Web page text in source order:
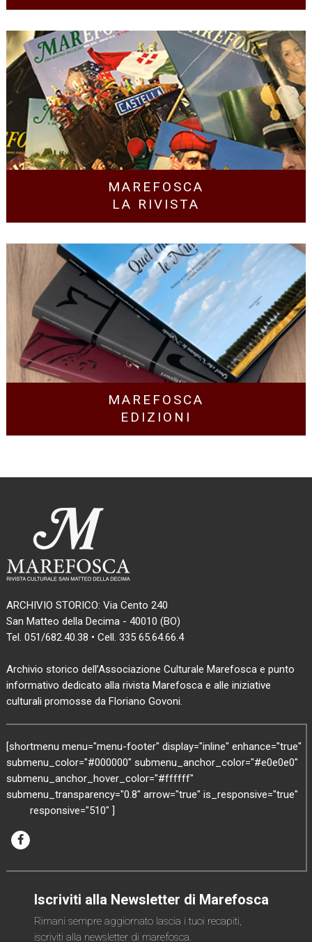
MAREFOSCA
LA RIVISTA
MAREFOSCA
EDIZIONI
ARCHIVIO STORICO: Via Cento 240
San Matteo della Decima - 40010 (BO)
Tel. 051/682.40.38 • Cell. 335 65.64.66.4
Archivio storico dell’Associazione Culturale Marefosca e punto
informativo dedicato alla rivista Marefosca e alle iniziative
culturali promosse da Floriano Govoni.
[shortmenu menu="menu-footer" display="inline" enhance="true"
submenu_color="#000000" submenu_anchor_color="#e0e0e0"
submenu_anchor_hover_color="#ffffff"
submenu_transparency="0.8" arrow="true" is_responsive="true"
responsive="510" ]
Iscriviti alla Newsletter di Marefosca
Rimani sempre aggiornato lascia i tuoi recapiti,
iscriviti alla newsletter di marefosca.